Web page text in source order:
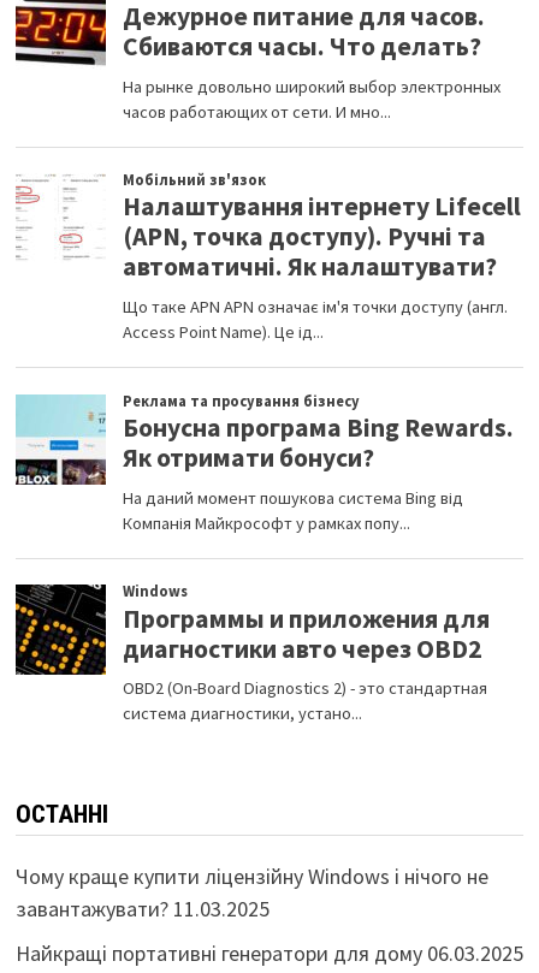
ОСТАННІ
Чому краще купити ліцензійну Windows і нічого не
завантажувати? 11.03.2025
Найкращі портативні генератори для дому 06.03.2025